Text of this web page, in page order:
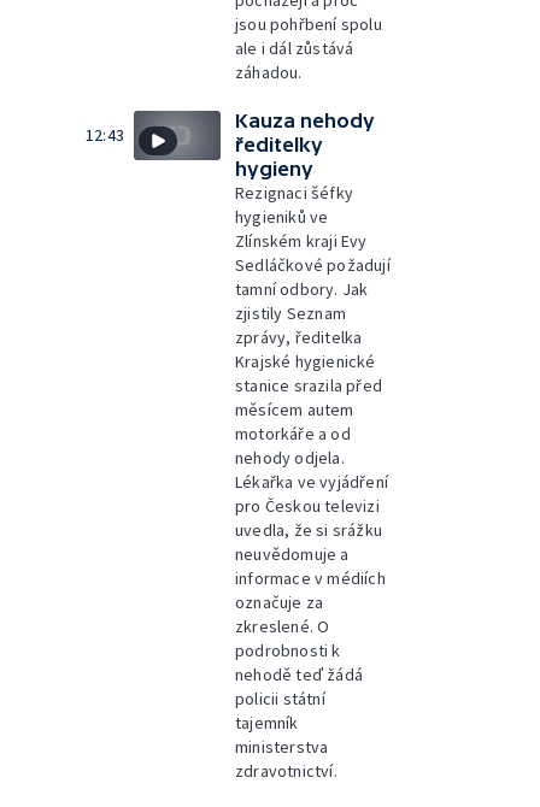
jsou pohřbení spolu
ale i dál zůstává
záhadou.
12:43
Kauza nehody
ředitelky
hygieny
Rezignaci šéfky
hygieniků ve
Zlínském kraji Evy
Sedláčkové požadují
tamní odbory. Jak
zjistily Seznam
zprávy, ředitelka
Krajské hygienické
stanice srazila před
měsícem autem
motorkáře a od
nehody odjela.
Lékařka ve vyjádření
pro Českou televizi
uvedla, že si srážku
neuvědomuje a
informace v médiích
označuje za
zkreslené. O
podrobnosti k
nehodě teď žádá
policii státní
tajemník
ministerstva
zdravotnictví.